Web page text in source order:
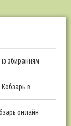
збиранням
в
онлайн